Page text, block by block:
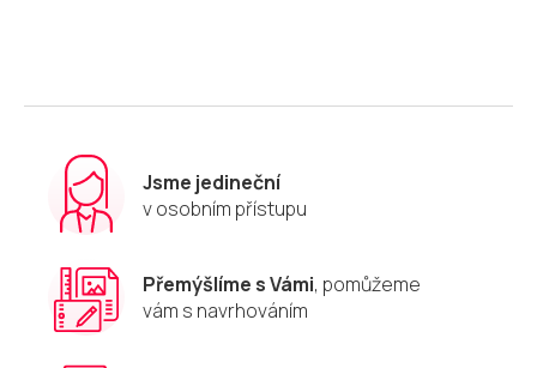
Jsme jedineční
v osobním přístupu
Přemýšlíme s Vámi, pomůžeme
vám s navrhováním